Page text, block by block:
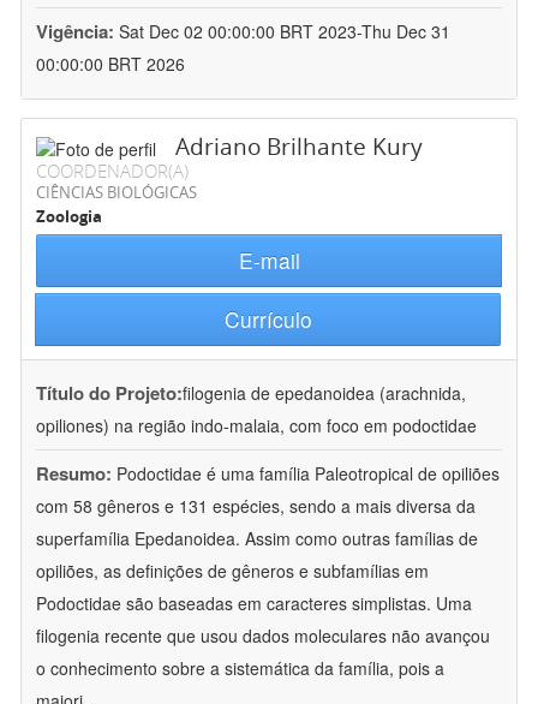
Vigência: Sat Dec 02 00:00:00 BRT 2023-Thu Dec 31
00:00:00 BRT 2026
Adriano Brilhante Kury
COORDENADOR(A)
CIÊNCIAS BIOLÓGICAS
Zoologia
E-mail
Currículo
Título do Projeto:filogenia de epedanoidea (arachnida,
opiliones) na região indo-malaia, com foco em podoctidae
Resumo: Podoctidae é uma família Paleotropical de opiliões
com 58 gêneros e 131 espécies, sendo a mais diversa da
superfamília Epedanoidea. Assim como outras famílias de
opiliões, as definições de gêneros e subfamílias em
Podoctidae são baseadas em caracteres simplistas. Uma
filogenia recente que usou dados moleculares não avançou
o conhecimento sobre a sistemática da família, pois a